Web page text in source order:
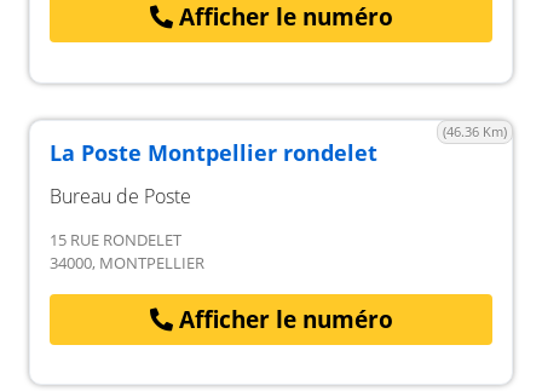
Afficher le numéro
(46.36 Km)
La Poste Montpellier rondelet
Bureau de Poste
15 RUE RONDELET
34000, MONTPELLIER
Afficher le numéro